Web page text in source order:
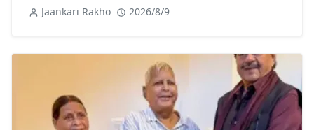
Jaankari Rakho 2026/8/9